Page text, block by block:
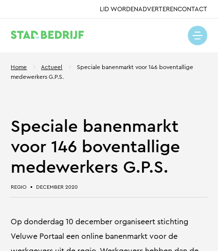
LID WORDENADVERTERENCONTACT
Home Actueel
Speciale banenmarkt voor 146 boventallige
medewerkers G.P.S.
Speciale banenmarkt
voor 146 boventallige
medewerkers G.P.S.
REGIO DECEMBER 2020
Op donderdag 10 december organiseert stichting
Veluwe Portaal een online banenmarkt voor de